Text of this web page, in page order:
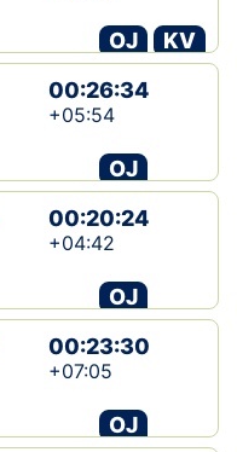
OJ
KV
00:26:34
+05:54
OJ
00:20:24
+04:42
OJ
00:23:30
+07:05
OJ